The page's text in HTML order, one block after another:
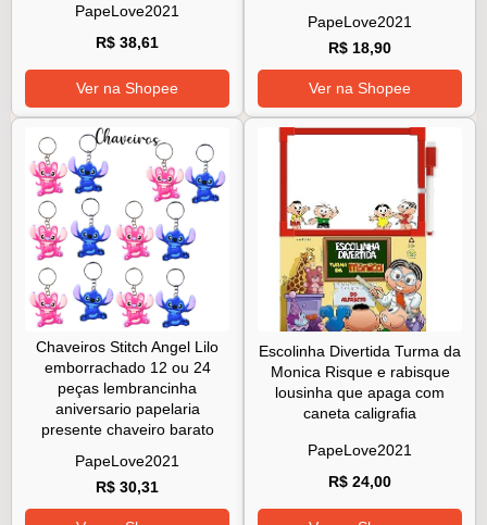
PapeLove2021
R$ 38,61
Ver na Shopee
PapeLove2021
R$ 18,90
Ver na Shopee
Chaveiros Stitch Angel Lilo
emborrachado 12 ou 24
peças lembrancinha
aniversario papelaria
presente chaveiro barato
PapeLove2021
R$ 30,31
Escolinha Divertida Turma da
Monica Risque e rabisque
lousinha que apaga com
caneta caligrafia
PapeLove2021
R$ 24,00